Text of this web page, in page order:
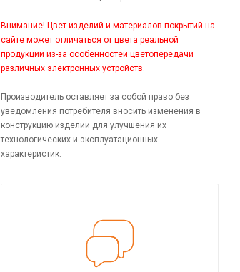
Внимание! Цвет изделий и материалов покрытий на
сайте может отличаться от цвета реальной
продукции из-за особенностей цветопередачи
различных электронных устройств.
Производитель оставляет за собой право без
уведомления потребителя вносить изменения в
конструкцию изделий для улучшения их
технологических и эксплуатационных
характеристик.